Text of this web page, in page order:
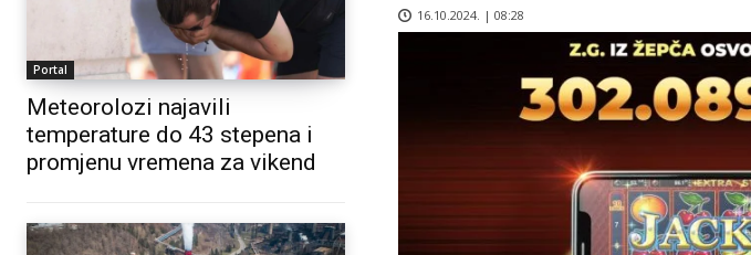
Portal
Meteorolozi najavili
temperature do 43 stepena i
promjenu vremena za vikend
16.10.2024. | 08:28